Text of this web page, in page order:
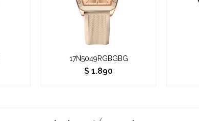
17N5049RGBGBG
$ 1.890